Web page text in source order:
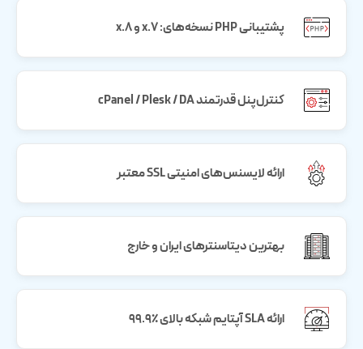
پشتیبانی PHP نسخه‌های: 7.x و 8.x
کنترل‌پنل قدرتمند cPanel / Plesk / DA
ارائه لایسنس‌های امنیتی SSL معتبر
بهترین دیتاسنترهای ایران و خارج
ارائه SLA آپتایم شبکه بالای ٪۹۹.۹